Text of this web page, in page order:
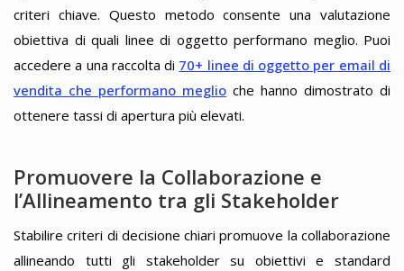
criteri chiave. Questo metodo consente una valutazione
obiettiva di quali linee di oggetto performano meglio. Puoi
accedere a una raccolta di 70+ linee di oggetto per email di
vendita che performano meglio che hanno dimostrato di
ottenere tassi di apertura più elevati.
Promuovere la Collaborazione e
l’Allineamento tra gli Stakeholder
Stabilire criteri di decisione chiari promuove la collaborazione
allineando tutti gli stakeholder su obiettivi e standard